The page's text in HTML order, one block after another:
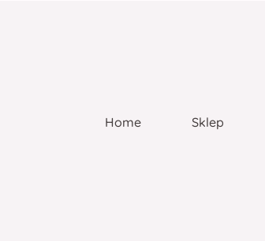
Home Sklep